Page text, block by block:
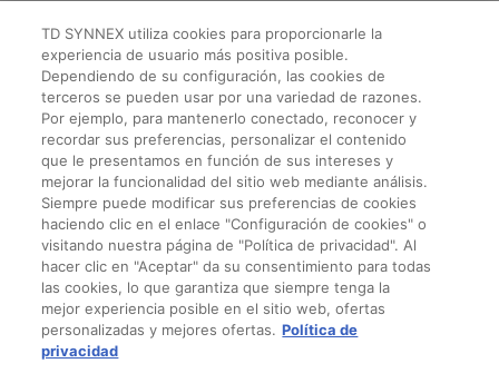
TD SYNNEX utiliza cookies para proporcionarle la
experiencia de usuario más positiva posible.
Dependiendo de su configuración, las cookies de
terceros se pueden usar por una variedad de razones.
Por ejemplo, para mantenerlo conectado, reconocer y
recordar sus preferencias, personalizar el contenido
que le presentamos en función de sus intereses y
mejorar la funcionalidad del sitio web mediante análisis.
Siempre puede modificar sus preferencias de cookies
haciendo clic en el enlace "Configuración de cookies" o
visitando nuestra página de "Política de privacidad". Al
hacer clic en "Aceptar" da su consentimiento para todas
las cookies, lo que garantiza que siempre tenga la
mejor experiencia posible en el sitio web, ofertas
personalizadas y mejores ofertas. Política de
privacidad